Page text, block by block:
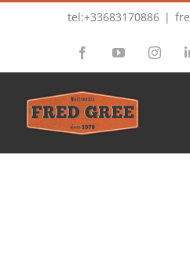
tel:+33683170886 |
FacebookYouTube